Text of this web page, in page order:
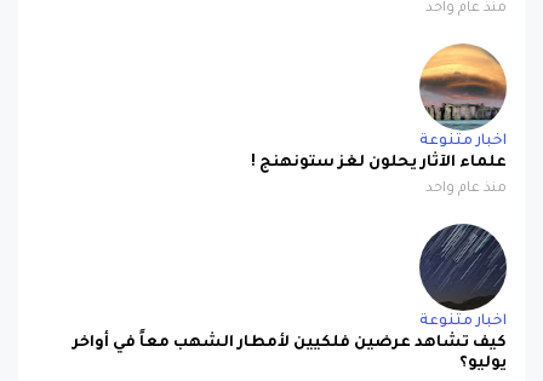
منذ عام واحد
اخبار متنوعة
علماء الآثار يحلون لغز ستونهنج !
منذ عام واحد
اخبار متنوعة
كيف تشاهد عرضين فلكيين لأمطار الشهب معاً في أواخر
يوليو؟